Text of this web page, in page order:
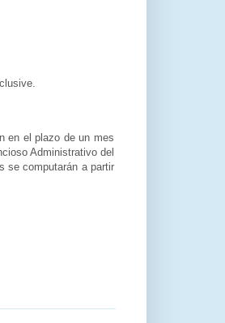
en el plazo de un mes
Administrativo del
se computarán a partir